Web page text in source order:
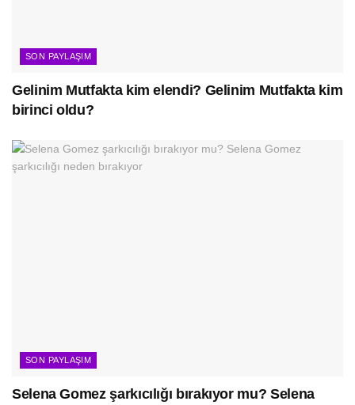
SON PAYLAŞIM
Gelinim Mutfakta kim elendi? Gelinim Mutfakta kim
birinci oldu?
SON PAYLAŞIM
Selena Gomez şarkıcılığı bırakıyor mu? Selena